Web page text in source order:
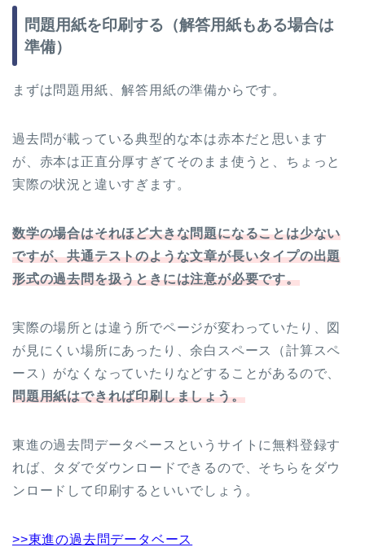
問題用紙を印刷する（解答用紙もある場合は
準備）
まずは問題用紙、解答用紙の準備からです。
過去問が載っている典型的な本は赤本だと思います
が、赤本は正直分厚すぎてそのまま使うと、ちょっと
実際の状況と違いすぎます。
数学の場合はそれほど大きな問題になることは少ない
ですが、共通テストのような文章が長いタイプの出題
形式の過去問を扱うときには注意が必要です。
実際の場所とは違う所でページが変わっていたり、図
が見にくい場所にあったり、余白スペース（計算スペ
ース）がなくなっていたりなどすることがあるので、
問題用紙はできれば印刷しましょう。
東進の過去問データベースというサイトに無料登録す
れば、タダでダウンロードできるので、そちらをダウ
ンロードして印刷するといいでしょう。
>>東進の過去問データベース